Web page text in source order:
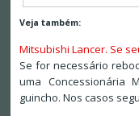
Veja também:
Mitsubishi Lancer. Se
Se for necessário
uma Concessionária
guincho. Nos casos